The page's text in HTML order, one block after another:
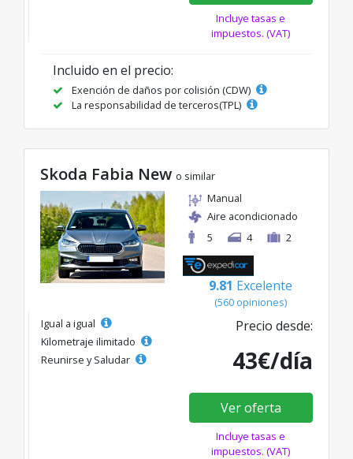
Incluye tasas e
impuestos. (VAT)
Incluido en el precio:
Exención de daños por colisión (CDW)
La responsabilidad de terceros(TPL)
Skoda Fabia New o similar
Manual
Aire acondicionado
5
4 2
9.81 Excelente
(560 opiniones)
Igual a igual
Kilometraje ilimitado
Reunirse y Saludar
Precio desde:
43€/día
Ver oferta
Incluye tasas e
impuestos. (VAT)